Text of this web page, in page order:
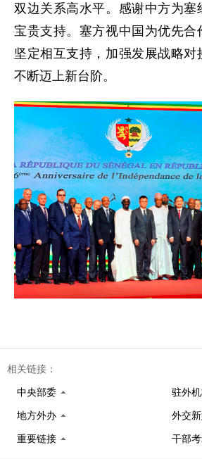
双边关系高水平。感谢中方为塞
宝贵支持。塞方视中国为优先合
坚定相互支持，加强发展战略对
不断迈上新台阶。
相关链接：
中央部委 驻外
地方外办 外交
重要链接 干部